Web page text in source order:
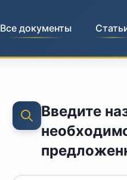
Все документы
Введите